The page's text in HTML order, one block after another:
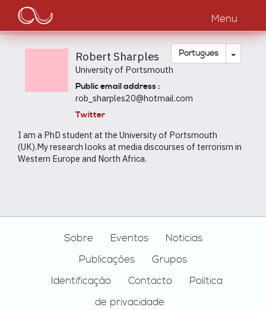
Passar
o
conteúdo
Main
navigation
Menu
Português Toggle
Robert Sharples
University of Portsmouth
Public email address :
rob_sharples20@hotmail.com
Twitter
I am a PhD student at the University of Portsmouth
(UK).My research looks at media discourses of terrorism in
Western Europe and North Africa.
Sobre Eventos
Notícias
Publicações
Grupos
Identificação
Contacto
Política
de privacidade